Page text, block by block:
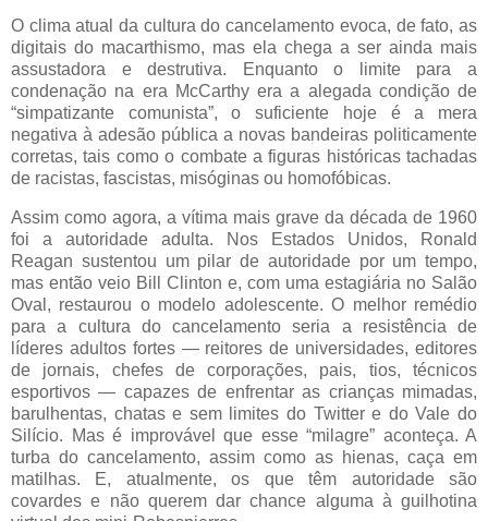
O clima atual da cultura do cancelamento evoca, de fato, as
digitais do macarthismo, mas ela chega a ser ainda mais
assustadora e destrutiva. Enquanto o limite para a
condenação na era McCarthy era a alegada condição de
“simpatizante comunista”, o suficiente hoje é a mera
negativa à adesão pública a novas bandeiras politicamente
corretas, tais como o combate a figuras históricas tachadas
de racistas, fascistas, misóginas ou homofóbicas.
Assim como agora, a vítima mais grave da década de 1960
foi a autoridade adulta. Nos Estados Unidos, Ronald
Reagan sustentou um pilar de autoridade por um tempo,
mas então veio Bill Clinton e, com uma estagiária no Salão
Oval, restaurou o modelo adolescente. O melhor remédio
para a cultura do cancelamento seria a resistência de
líderes adultos fortes — reitores de universidades, editores
de jornais, chefes de corporações, pais, tios, técnicos
esportivos — capazes de enfrentar as crianças mimadas,
barulhentas, chatas e sem limites do Twitter e do Vale do
Silício. Mas é improvável que esse “milagre” aconteça. A
turba do cancelamento, assim como as hienas, caça em
matilhas. E, atualmente, os que têm autoridade são
covardes e não querem dar chance alguma à guilhotina